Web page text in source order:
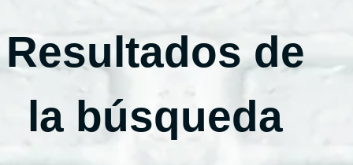
Resultados de
la búsqueda